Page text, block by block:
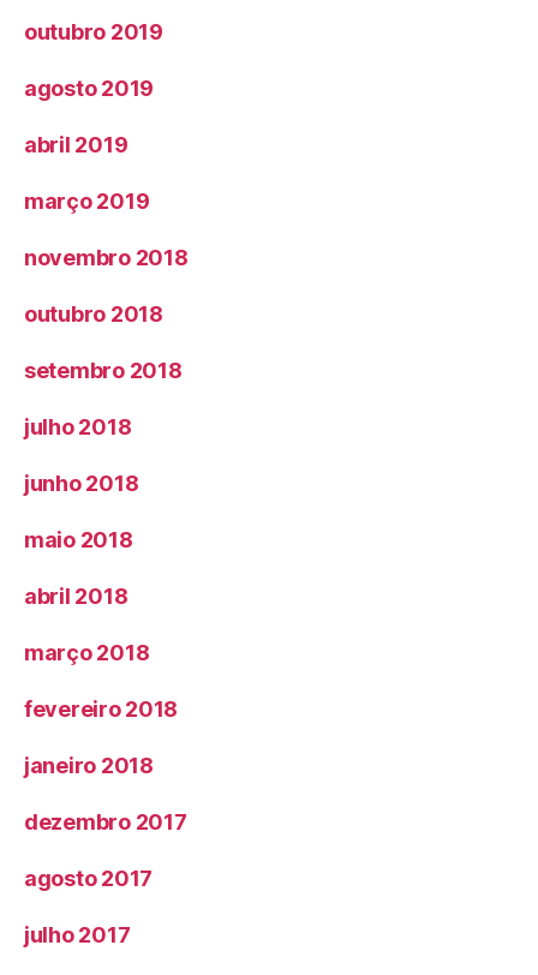
outubro 2019
agosto 2019
abril 2019
março 2019
novembro 2018
outubro 2018
setembro 2018
julho 2018
junho 2018
maio 2018
abril 2018
março 2018
fevereiro 2018
janeiro 2018
dezembro 2017
agosto 2017
julho 2017